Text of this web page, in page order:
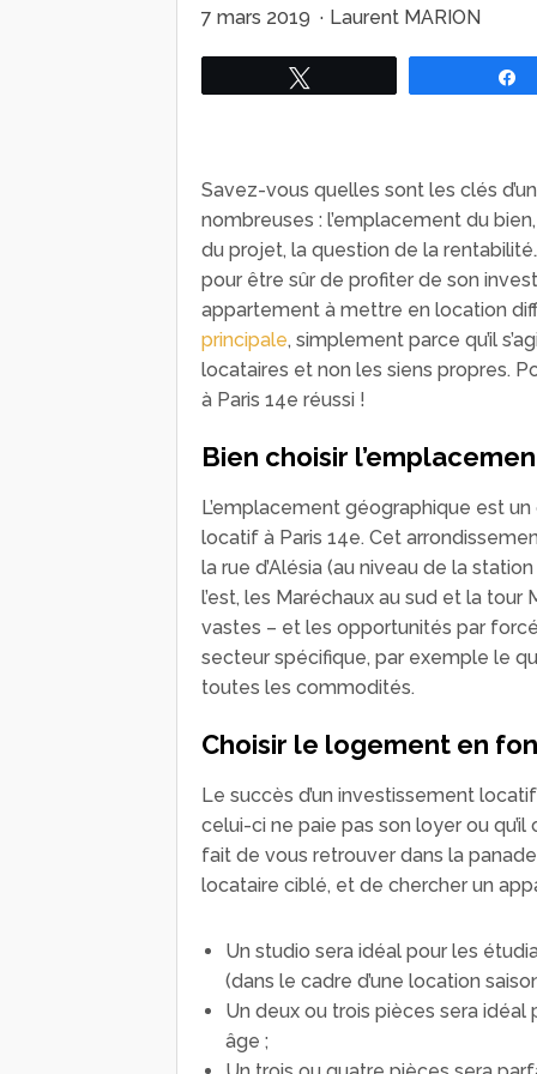
7 mars 2019 · Laurent MARION
Savez-vous quelles sont les clés
nombreuses : l’emplacement du
du projet, la question de la
pour être sûr de profiter de son
appartement à mettre en location
principale, simplement parce qu’il
locataires et non les siens propres.
à Paris 14e réussi !
Bien choisir
L’emplacement géographique est
locatif à Paris 14e. Cet
la rue d’Alésia (au niveau de la
l’est, les Maréchaux au sud et la
vastes – et les opportunités par
secteur spécifique, par exemple le
toutes les commodités.
Choisir le logement en
Le succès d’un investissement
celui-ci ne paie pas son loyer ou
fait de vous retrouver dans la
locataire ciblé, et de chercher un
Un studio sera idéal pour les
(dans le cadre d’une location
Un deux ou trois pièces sera
âge ;